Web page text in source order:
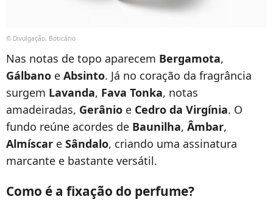
© Divulgação, Boticário
Nas notas de topo aparecem Bergamota,
Gálbano e Absinto. Já no coração da fragrância
surgem Lavanda, Fava Tonka, notas
amadeiradas, Gerânio e Cedro da Virgínia. O
fundo reúne acordes de Baunilha, Âmbar,
Almíscar e Sândalo, criando uma assinatura
marcante e bastante versátil.
Como é a fixação do perfume?